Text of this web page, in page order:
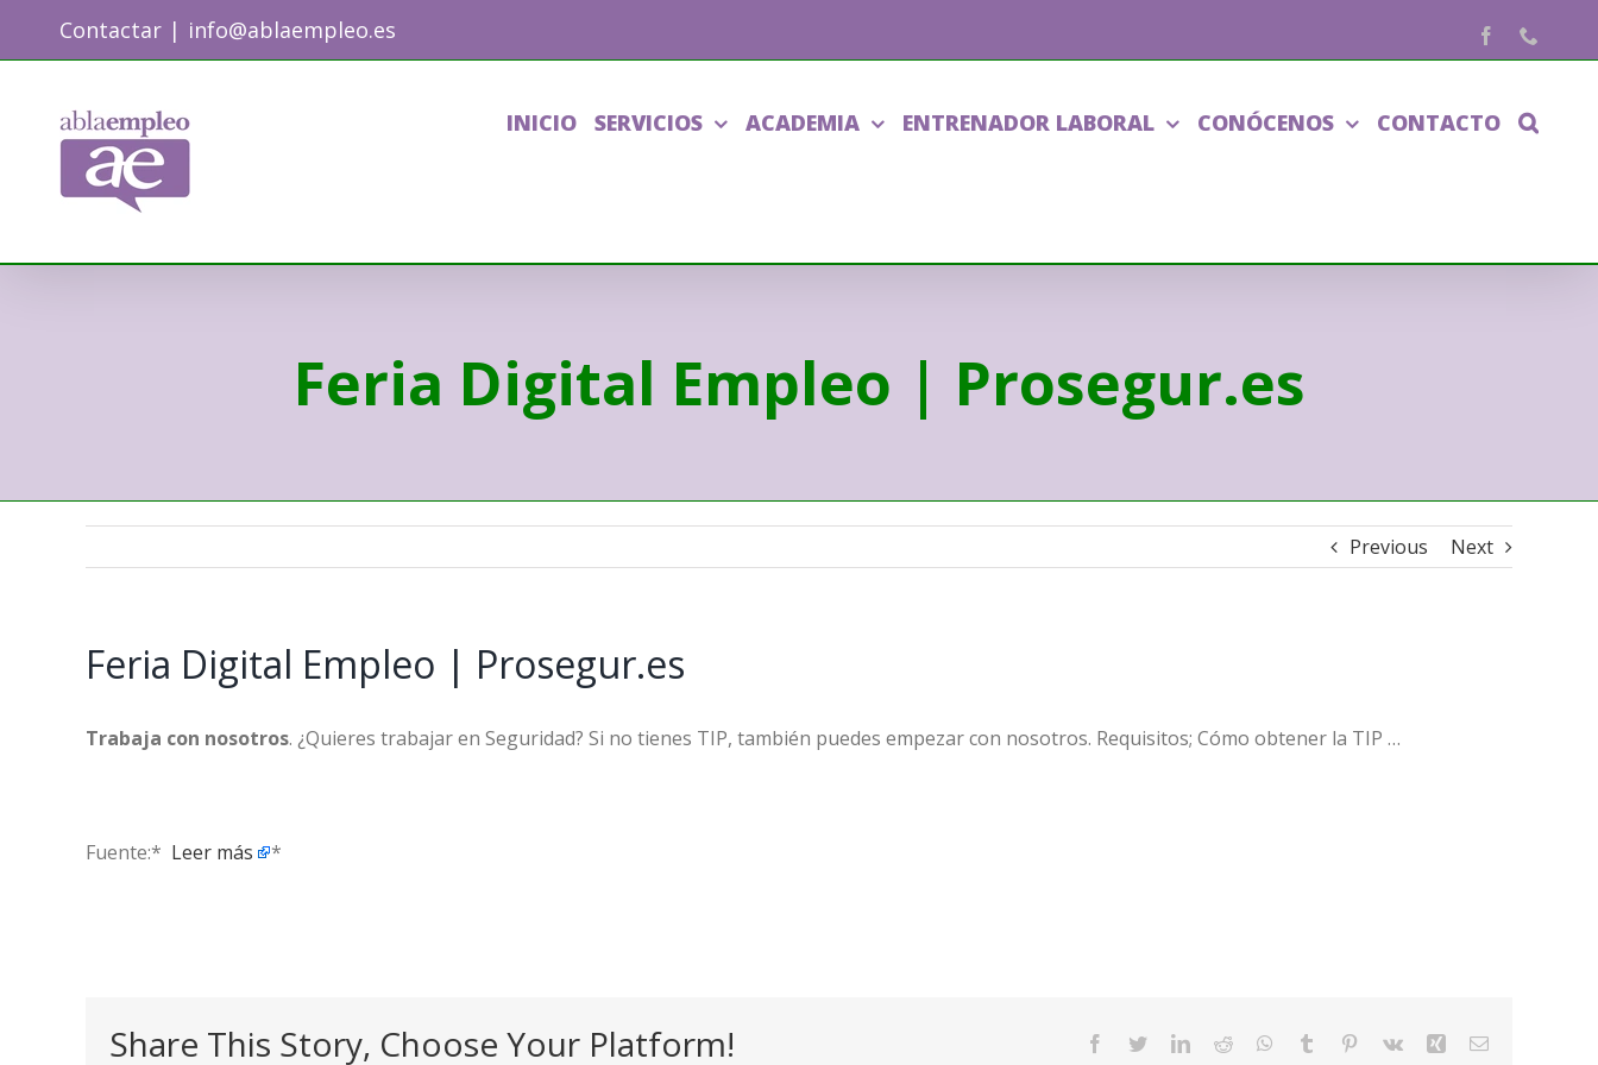
Contactar | info@ablaempleo.es Facebook
INICIO SERVICIOS ACADEMIA ENTRENADOR LABORAL CONÓCENOS CONTACTO
Feria Digital Empleo | Prosegur.es
Previous Next
Feria Digital Empleo | Prosegur.es
Trabaja con nosotros. ¿Quieres trabajar en Seguridad? Si no tienes TIP, también puedes empezar con nosotros. Requisitos; Cómo obtener la TIP …
Fuente:* ​ Leer más *
Share This Story, Choose Your Platform! Facebook
TwitterLinkedIn
Reddit WhatsApp
Tumblr Pinterest
Vk Xing Email